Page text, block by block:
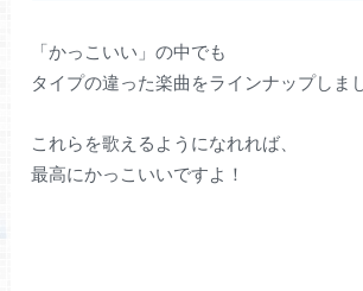
「かっこいい」の中でも
タイプの違った楽曲をラインナップしま
これらを歌えるようになれれば、
最高にかっこいいですよ！